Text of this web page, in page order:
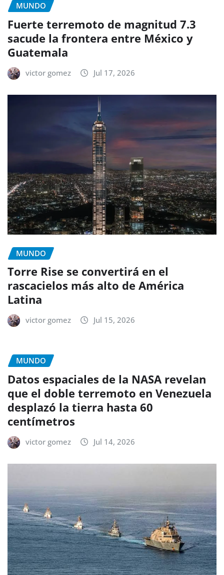
MUNDO
Fuerte terremoto de magnitud 7.3
sacude la frontera entre México y
Guatemala
victor gomez Jul 17, 2026
MUNDO
Torre Rise se convertirá en el
rascacielos más alto de América
Latina
victor gomez Jul 15, 2026
MUNDO
Datos espaciales de la NASA revelan
que el doble terremoto en Venezuela
desplazó la tierra hasta 60
centímetros
victor gomez Jul 14, 2026